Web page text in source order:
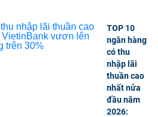
TOP 10
ngân hàng
có thu
nhập lãi
thuần cao
nhất nửa
đầu năm
2026: